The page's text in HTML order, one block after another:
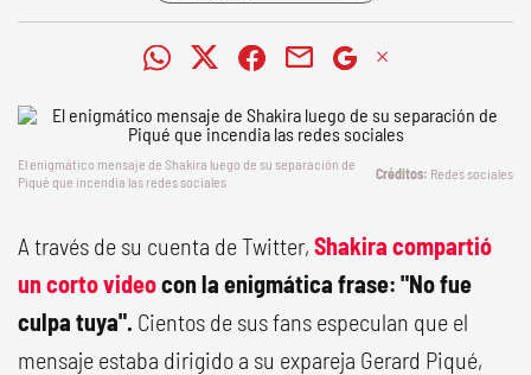
El enigmático mensaje de Shakira luego de su separación de
Piqué que incendia las redes sociales
Redes sociales
A través de su cuenta de Twitter, Shakira compartió
un corto videocon la enigmática frase: "No fue
culpa tuya". Cientos de sus fans especulan que el
mensaje estaba dirigido a su expareja Gerard Piqué,